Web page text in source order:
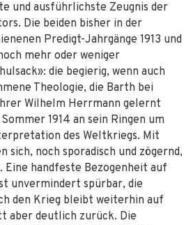
und ausführlichste Zeugnis der
Die beiden bisher in der
Predigt-Jahrgänge 1913 und
mehr oder weniger
die begierig, wenn auch
Theologie, die Barth bei
Wilhelm Herrmann gelernt
1914 an sein Ringen um
des Weltkriegs. Mit
sich, noch sporadisch und zögernd,
Eine handfeste Bezogenheit auf
unvermindert spürbar, die
den Krieg bleibt weiterhin auf
aber deutlich zurück. Die